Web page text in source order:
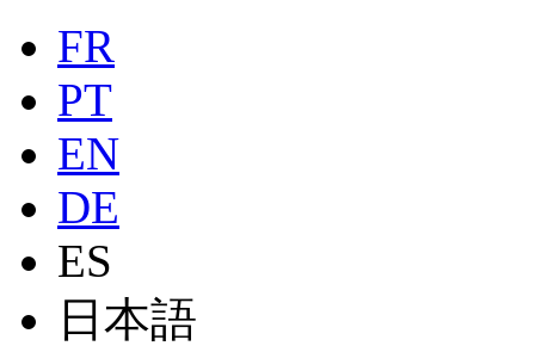
Jump to navigation
FR
PT
EN
DE
ES
日本語